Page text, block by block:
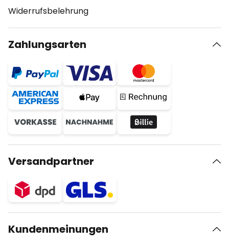
Widerrufsbelehrung
Zahlungsarten
Versandpartner
Kundenmeinungen